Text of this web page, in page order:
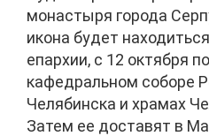
монастыря города
икона будет
епархии, с 12 октября
кафедральном соборе
Челябинска и храмах
Затем ее доставят в